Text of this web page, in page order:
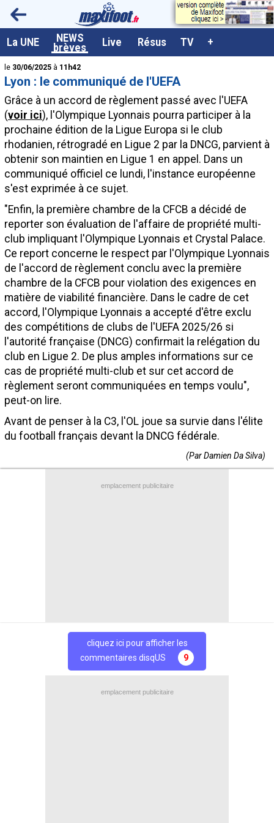
La UNE NEWS
brèves Live Résus TV +
<
le 30/06/2025 à 11h42
Lyon : le communiqué de l'UEFA
Grâce à un accord de règlement passé avec l'UEFA
(voir ici), l'Olympique Lyonnais pourra participer à la
prochaine édition de la Ligue Europa si le club
rhodanien, rétrogradé en Ligue 2 par la DNCG, parvient à
obtenir son maintien en Ligue 1 en appel. Dans un
communiqué officiel ce lundi, l'instance européenne
s'est exprimée à ce sujet.
"Enfin, la première chambre de la CFCB a décidé de
reporter son évaluation de l'affaire de propriété multi-
club impliquant l'Olympique Lyonnais et Crystal Palace.
Ce report concerne le respect par l'Olympique Lyonnais
de l'accord de règlement conclu avec la première
chambre de la CFCB pour violation des exigences en
matière de viabilité financière. Dans le cadre de cet
accord, l'Olympique Lyonnais a accepté d'être exclu
des compétitions de clubs de l'UEFA 2025/26 si
l'autorité française (DNCG) confirmait la relégation du
club en Ligue 2. De plus amples informations sur ce
cas de propriété multi-club et sur cet accord de
règlement seront communiquées en temps voulu",
peut-on lire.
Avant de penser à la C3, l'OL joue sa survie dans l'élite
du football français devant la DNCG fédérale.
(Par Damien Da Silva)
emplacement publicitaire
cliquez ici pour afficher les
commentaires disqUS
9
emplacement publicitaire
A la UNE
Dernières brèves
Live / Matchs en direct
Résultats et Classements
Class. buteurs européens
Programme TV foot
Vidéos
Sondages
Tableau transferts L1
Taille de la police
Paramètrages / Options
Contact / Signaler un bug
Recrutement Maxifoot
Mentions légales
site web Maxifoot.fr